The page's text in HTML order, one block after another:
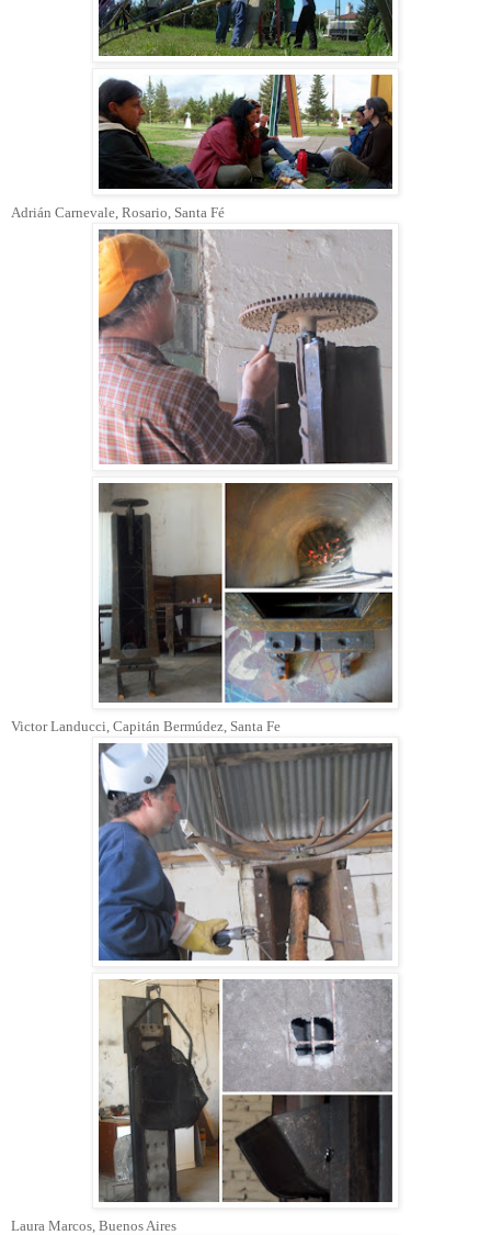
Adrián Carnevale, Rosario, Santa Fé
Victor Landucci, Capitán Bermúdez, Santa Fe
Laura Marcos, Buenos Aires